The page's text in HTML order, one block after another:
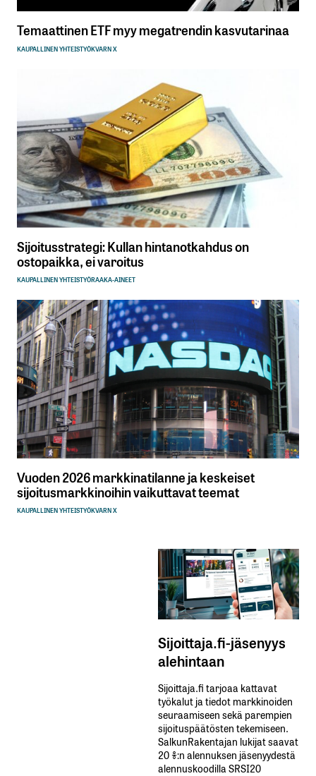
Sähköpostiosoitettasi ei julkaista.Pakolliset
kentät on merkitty*
Nimesi tai nimimerkkisi*
Sähköpostiosoitteesi*
Tilaa SalkunRakentajan uutiskirje
Lähetä kommentti
Temaattinen ETF myy megatrendin kasvutarinaa
KAUPALLINEN YHTEISTYÖKVARN X
Sijoitusstrategi: Kullan hintanotkahdus on
ostopaikka, ei varoitus
KAUPALLINEN YHTEISTYÖRAAKA-AINEET
Vuoden 2026 markkinatilanne ja keskeiset
sijoitusmarkkinoihin vaikuttavat teemat
KAUPALLINEN YHTEISTYÖKVARN X
Sijoittaja.fi-jäsenyys
alehintaan
Sijoittaja.fi tarjoaa kattavat
työkalut ja tiedot markkinoiden
seuraamiseen sekä parempien
sijoituspäätösten tekemiseen.
SalkunRakentajan lukijat saavat
20 %:n alennuksen jäsenyydestä
alennuskoodilla SRSI20